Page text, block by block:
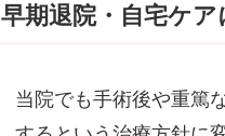
早期退院・自宅ケ
当院でも手術後や重篤